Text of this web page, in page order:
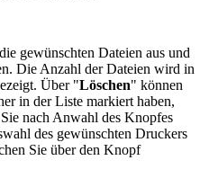
gewünschten Dateien aus und
Die Anzahl der Dateien wird in
Über "Löschen" können
in der Liste markiert haben,
nach Anwahl des Knopfes
des gewünschten Druckers
Sie über den Knopf